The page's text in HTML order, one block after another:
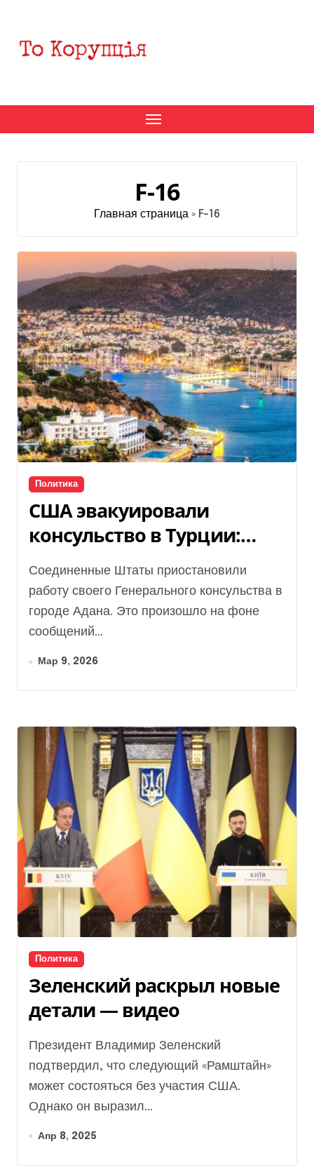
содержанию
F-16
Главная страница » F-16
Политика
США эвакуировали
консульство в Турции:
Анкара развернула F-16 на
территории Северного
Кипра
Соединенные Штаты приостановили
работу своего Генерального консульства в
городе Адана. Это произошло на фоне
сообщений...
Мар 9, 2026
Политика
Зеленский раскрыл новые
детали — видео
Президент Владимир Зеленский
подтвердил, что следующий «Рамштайн»
может состояться без участия США.
Однако он выразил...
Апр 8, 2025